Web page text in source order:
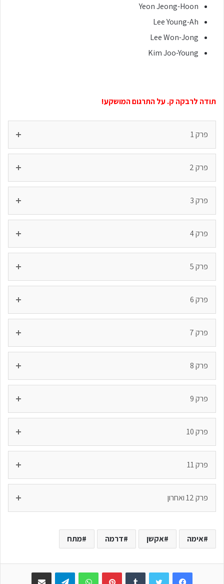
Yeon Jeong-Hoon
Lee Young-Ah
Lee Won-Jong
Kim Joo-Young
תודה לרבקה ק. על התרגום המושקע!
פרק 1
פרק 2
פרק 3
פרק 4
פרק 5
פרק 6
פרק 7
פרק 8
פרק 9
פרק 10
פרק 11
פרק 12 ואחרון
אימה אקשן דרמה מתח
Facebook
WhatsApp
Telegram